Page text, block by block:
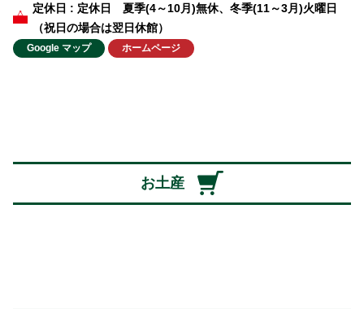
定休日 : 定休日 夏季(4～10月)無休、冬季(11～3月)火曜日
（祝日の場合は翌日休館）
Google マップ ホームページ
お土産